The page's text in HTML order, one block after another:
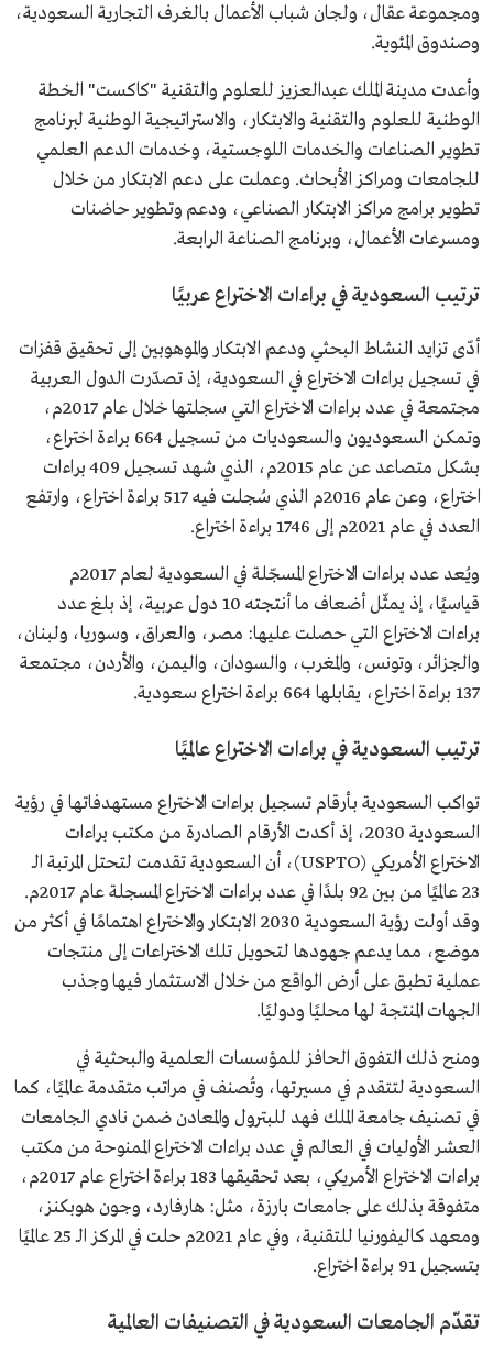
ومجموعة عقال، ولجان شباب الأعمال بالغرف التجارية السعودية،
وصندوق المئوية.
وأعدت مدينة الملك عبدالعزيز للعلوم والتقنية "كاكست" الخطة
الوطنية للعلوم والتقنية والابتكار، والاستراتيجية الوطنية لبرنامج
تطوير الصناعات والخدمات اللوجستية، وخدمات الدعم العلمي
للجامعات ومراكز الأبحاث. وعملت على دعم الابتكار من خلال
تطوير برامج مراكز الابتكار الصناعي، ودعم وتطوير حاضنات
ومسرعات الأعمال، وبرنامج الصناعة الرابعة.
ترتيب السعودية في براءات الاختراع عربيًا
أدّى تزايد النشاط البحثي ودعم الابتكار والموهوبين إلى تحقيق قفزات
في تسجيل براءات الاختراع في السعودية، إذ تصدّرت الدول العربية
مجتمعة في عدد براءات الاختراع التي سجلتها خلال عام 2017م،
وتمكن السعوديون والسعوديات من تسجيل 664 براءة اختراع،
بشكل متصاعد عن عام 2015م، الذي شهد تسجيل 409 براءات
اختراع، وعن عام 2016م الذي سُجلت فيه 517 براءة اختراع، وارتفع
العدد في عام 2021م إلى 1746 براءة اختراع.
ويُعد عدد براءات الاختراع المسجّلة في السعودية لعام 2017م
قياسيًا، إذ يمثّل أضعاف ما أنتجته 10 دول عربية، إذ بلغ عدد
براءات الاختراع التي حصلت عليها: مصر، والعراق، وسوريا، ولبنان،
والجزائر، وتونس، والمغرب، والسودان، واليمن، والأردن، مجتمعة
137 براءة اختراع، يقابلها 664 براءة اختراع سعودية.
ترتيب السعودية في براءات الاختراع عالميًا
تواكب السعودية بأرقام تسجيل براءات الاختراع مستهدفاتها في رؤية
السعودية 2030، إذ أكدت الأرقام الصادرة من مكتب براءات
الاختراع الأمريكي (USPTO)، أن السعودية تقدمت لتحتل المرتبة الـ
23 عالميًا من بين 92 بلدًا في عدد براءات الاختراع المسجلة عام 2017م.
وقد أولت رؤية السعودية 2030 الابتكار والاختراع اهتمامًا في أكثر من
موضع، مما يدعم جهودها لتحويل تلك الاختراعات إلى منتجات
عملية تطبق على أرض الواقع من خلال الاستثمار فيها وجذب
الجهات المنتجة لها محليًا ودوليًا.
ومنح ذلك التفوق الحافز للمؤسسات العلمية والبحثية في
السعودية لتتقدم في مسيرتها، وتُصنف في مراتب متقدمة عالميًا، كما
في تصنيف جامعة الملك فهد للبترول والمعادن ضمن نادي الجامعات
العشر الأوليات في العالم في عدد براءات الاختراع الممنوحة من مكتب
براءات الاختراع الأمريكي، بعد تحقيقها 183 براءة اختراع عام 2017م،
متفوقة بذلك على جامعات بارزة، مثل: هارفارد، وجون هوبكنز،
ومعهد كاليفورنيا للتقنية، وفي عام 2021م حلت في المركز الـ 25 عالميًا
بتسجيل 91 براءة اختراع.
تقدّم الجامعات السعودية في التصنيفات العالمية